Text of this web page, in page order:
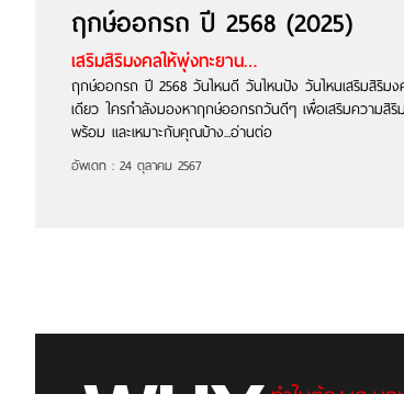
ฤกษ์ออกรถ ปี 2568 (2025)
เสริมสิริมงคลให้พุ่งทะยาน…
ฤกษ์ออกรถ ปี 2568 วันไหนดี วันไหนปัง วันไหนเสริมสิริม
เดียว ใครกำลังมองหาฤกษ์ออกรถวันดีๆ เพื่อเสริมความสิ
พร้อม และเหมาะกับคุณบ้าง...อ่านต่อ
อัพเดท : 24 ตุลาคม 2567